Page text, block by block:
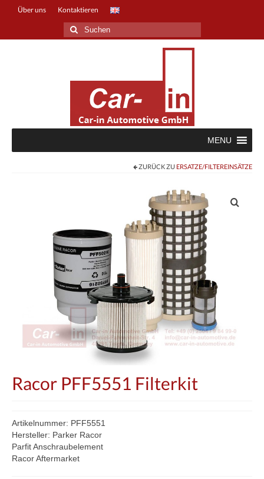
Über uns Kontaktieren
Suche
nach:
MENU
ZURÜCK ZU ERSATZE/FILTEREINSÄTZE
Racor PFF5551 Filterkit
Artikelnummer: PFF5551
Hersteller: Parker Racor
Parfit Anschraubelement
Racor Aftermarket